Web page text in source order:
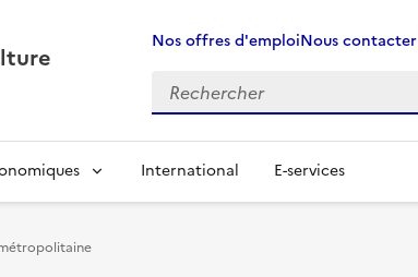
Nos offres d'emploiNous contacter
International E-services